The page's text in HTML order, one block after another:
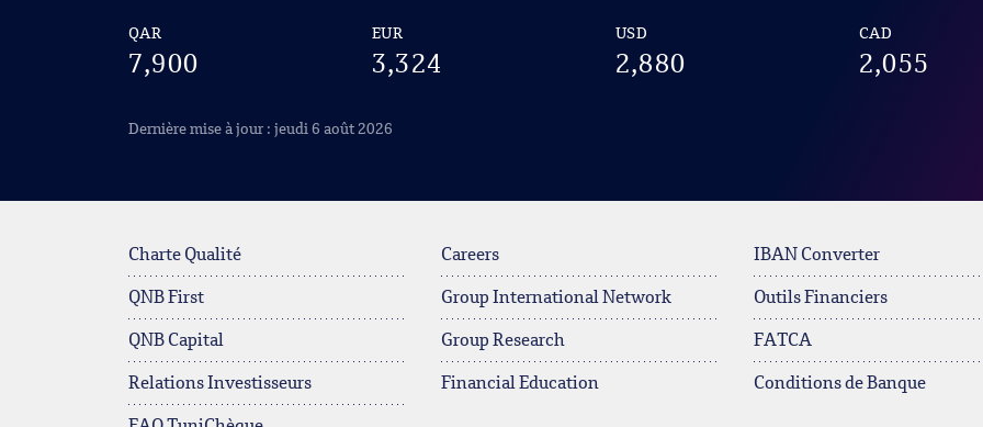
QAR
7,900
EUR
3,324
USD
2,880
CAD
2,055
Dernière mise à jour : jeudi 6 août 2026
Charte Qualité
QNB First
QNB Capital
Relations Investisseurs
Careers
Group International Network
Group Research
Financial Education
IBAN Converter
Outils Financiers
FATCA
Conditions de Banque